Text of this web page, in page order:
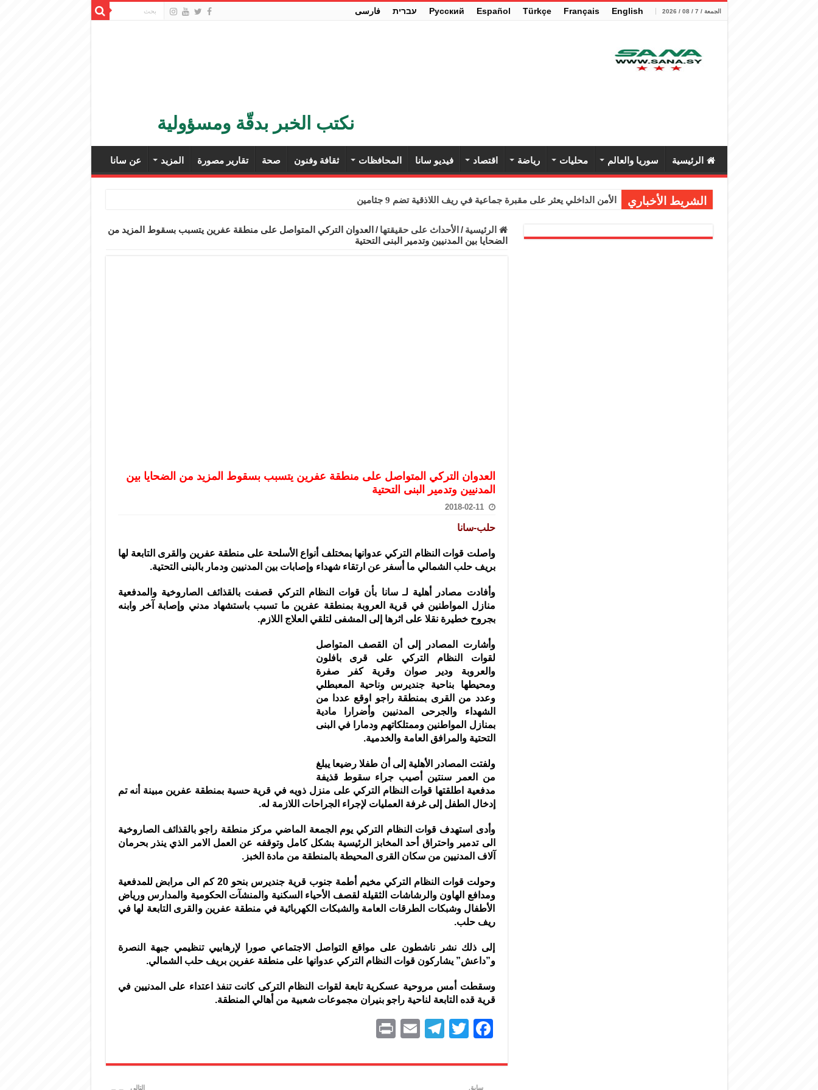
الجمعة / 7 / 08 / 2026 English
Français
Türkçe
Español
Pусский עברית فارسی
نكتب الخبر بدقّة ومسؤولية
الرئيسية سوريا والعالم محليات رياضة اقتصاد فيديو سانا المحافظات ثقافة وفنون صحة تقارير مصورة المزيد عن سانا
الشريط الأخباري الأمن الداخلي يعثر على مقبرة جماعية في ريف اللاذقية تضم 9 جثامين
برنية: مرسوم بإعفاء مستهلكي الكهرباء المنزلية والتجارية والصناعية من الرسوم
الرئيسية / الأحداث على حقيقتها / العدوان التركي المتواصل على منطقة عفرين يتسبب بسقوط المزيد من
الضحايا بين المدنيين وتدمير البنى التحتية
العدوان التركي المتواصل على منطقة عفرين يتسبب بسقوط المزيد من الضحايا بين
المدنيين وتدمير البنى التحتية
2018-02-11
حلب-سانا
واصلت قوات النظام التركي عدوانها بمختلف أنواع الأسلحة على منطقة عفرين والقرى التابعة لها
بريف حلب الشمالي ما أسفر عن ارتقاء شهداء وإصابات بين المدنيين ودمار بالبنى التحتية.
وأفادت مصادر أهلية لـ سانا بأن قوات النظام التركي قصفت بالقذائف الصاروخية والمدفعية
منازل المواطنين في قرية العروبة بمنطقة عفرين ما تسبب باستشهاد مدني وإصابة آخر وابنه
بجروح خطيرة نقلا على اثرها إلى المشفى لتلقي العلاج اللازم.
وأشارت المصادر إلى أن القصف المتواصل
لقوات النظام التركي على قرى بافلون
والعروبة ودير صوان وقرية كفر صفرة
ومحيطها بناحية جنديرس وناحية المعبطلي
وعدد من القرى بمنطقة راجو اوقع عددا من
الشهداء والجرحى المدنيين وأضرارا مادية
بمنازل المواطنين وممتلكاتهم ودمارا في البنى
التحتية والمرافق العامة والخدمية.
ولفتت المصادر الأهلية إلى أن طفلا رضيعا يبلغ
من العمر سنتين أصيب جراء سقوط قذيفة
مدفعية اطلقتها قوات النظام التركي على منزل ذويه في قرية حسية بمنطقة عفرين مبينة أنه تم
إدخال الطفل إلى غرفة العمليات لإجراء الجراحات اللازمة له.
وأدى استهدف قوات النظام التركي يوم الجمعة الماضي مركز منطقة راجو بالقذائف الصاروخية
الى تدمير واحتراق أحد المخابز الرئيسية بشكل كامل وتوقفه عن العمل الامر الذي ينذر بحرمان
آلاف المدنيين من سكان القرى المحيطة بالمنطقة من مادة الخبز.
وحولت قوات النظام التركي مخيم أطمة جنوب قرية جنديرس بنحو 20 كم الى مرابض للمدفعية
ومدافع الهاون والرشاشات الثقيلة لقصف الأحياء السكنية والمنشآت الحكومية والمدارس ورياض
الأطفال وشبكات الطرقات العامة والشبكات الكهربائية في منطقة عفرين والقرى التابعة لها في
ريف حلب.
إلى ذلك نشر ناشطون على مواقع التواصل الاجتماعي صورا لإرهابيي تنظيمي جبهة النصرة
و”داعش” يشاركون قوات النظام التركي عدوانها على منطقة عفرين بريف حلب الشمالي.
وسقطت أمس مروحية عسكرية تابعة لقوات النظام التركى كانت تنفذ اعتداء على المدنيين في
قرية قده التابعة لناحية راجو بنيران مجموعات شعبية من أهالي المنطقة.
F
c
T
itt
T
e
E
ai
nt
سابق التالي